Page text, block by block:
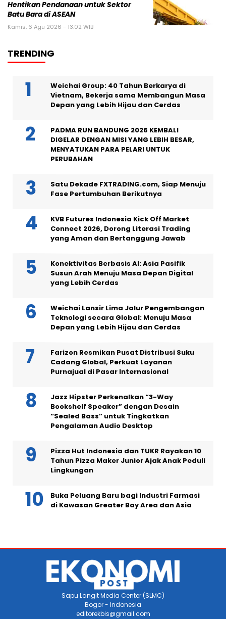
Hentikan Pendanaan untuk Sektor
Batu Bara di ASEAN
Kamis, 6 Agu 2026 - 13:02 WIB
TRENDING
Weichai Group: 40 Tahun Berkarya di
Vietnam, Bekerja sama Membangun Masa
Depan yang Lebih Hijau dan Cerdas
PADMA RUN BANDUNG 2026 KEMBALI
DIGELAR DENGAN MISI YANG LEBIH BESAR,
MENYATUKAN PARA PELARI UNTUK
PERUBAHAN
Satu Dekade FXTRADING.com, Siap Menuju
Fase Pertumbuhan Berikutnya
KVB Futures Indonesia Kick Off Market
Connect 2026, Dorong Literasi Trading
yang Aman dan Bertanggung Jawab
Konektivitas Berbasis AI: Asia Pasifik
Susun Arah Menuju Masa Depan Digital
yang Lebih Cerdas
Weichai Lansir Lima Jalur Pengembangan
Teknologi secara Global: Menuju Masa
Depan yang Lebih Hijau dan Cerdas
Farizon Resmikan Pusat Distribusi Suku
Cadang Global, Perkuat Layanan
Purnajual di Pasar Internasional
Jazz Hipster Perkenalkan “3-Way
Bookshelf Speaker” dengan Desain
“Sealed Bass” untuk Tingkatkan
Pengalaman Audio Desktop
Pizza Hut Indonesia dan TUKR Rayakan 10
Tahun Pizza Maker Junior Ajak Anak Peduli
Lingkungan
Buka Peluang Baru bagi Industri Farmasi
di Kawasan Greater Bay Area dan Asia
Sapu Langit Media Center (SLMC)
Bogor - Indonesia
editorekbis@gmail.com